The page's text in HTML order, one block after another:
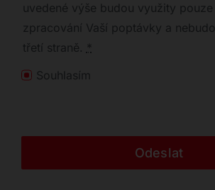
uvedené výše budou využity
zpracování Vaší poptávky a
třetí straně. *
Souhlasím
Odeslat